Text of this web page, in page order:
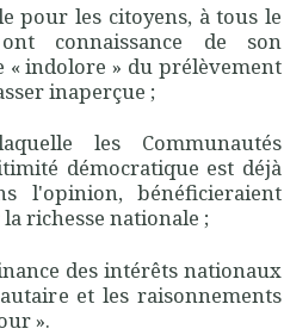
pour les citoyens, à tous le
connaissance de son
« indolore » du prélèvement
inaperçue ;
les Communautés
démocratique est déjà
l'opinion, bénéficieraient
richesse nationale ;
des intérêts nationaux
et les raisonnements
».